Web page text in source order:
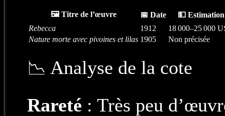
🖼️ Titre de l’œuvre 📅 Date
💵 Estimation
Rebecca
1912
18 000–25 000
Nature morte avec pivoines et lilas 1905 Non précisée
📉 Analyse de la cote
Rareté : Très peu